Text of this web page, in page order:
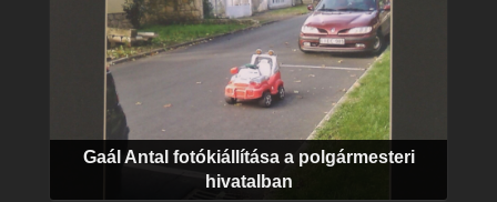
Gaál Antal fotókiállítása a polgármesteri
hivatalban